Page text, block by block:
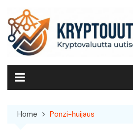
content
Home Ponzi-huijaus